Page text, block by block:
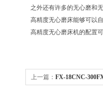
之外还有许多的无心磨和
高精度无心磨床能够可以
高精度无心磨床机的配置
上一篇： FX-18CNC-